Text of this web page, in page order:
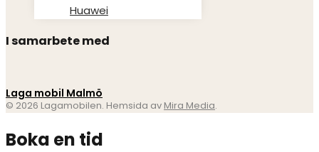
Huawei
I samarbete med
Laga mobil Malmö
© 2026 Lagamobilen. Hemsida av Mira Media.
Boka en tid